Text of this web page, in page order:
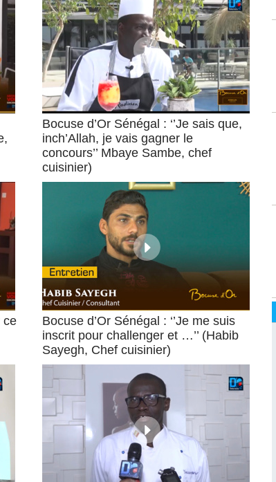
Bocuse d’Or Sénégal : ‘’Je sais que,
inch’Allah, je vais gagner le
concours’’ Mbaye Sambe, chef
cuisinier)
ce
Bocuse d’Or Sénégal : ‘’Je me suis
inscrit pour challenger et …’’ (Habib
Sayegh, Chef cuisinier)